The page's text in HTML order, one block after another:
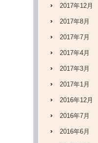
2017年12月
2017年8月
2017年7月
2017年4月
2017年3月
2017年1月
2016年12月
2016年7月
2016年6月